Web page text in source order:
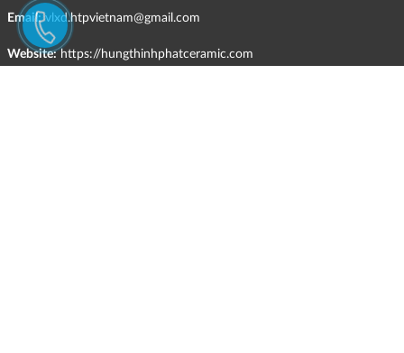
Email: vlxd.htpvietnam@gmail.com
Website: https://hungthinhphatceramic.com